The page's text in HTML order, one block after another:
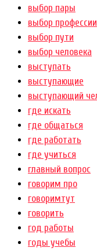
выбор пары
выбор профессии
выбор пути
выбор человека
выступать
выступающие
выступающий
где искать
где общаться
где работать
где учиться
главный вопрос
говорим про
говоримтут
говорить
год работы
годы учебы